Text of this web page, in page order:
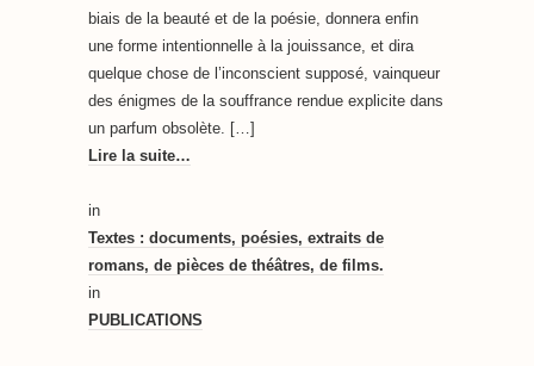
biais de la beauté et de la poésie, donnera enfin
une forme intentionnelle à la jouissance, et dira
quelque chose de l’inconscient supposé, vainqueur
des énigmes de la souffrance rendue explicite dans
un parfum obsolète. […]
Lire la suite…
in
Textes : documents, poésies, extraits de
romans, de pièces de théâtres, de films.
in
PUBLICATIONS